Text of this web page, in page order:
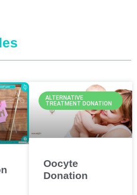
ALTERNATIVE
TREATMENT DONATION
Oocyte
Donation